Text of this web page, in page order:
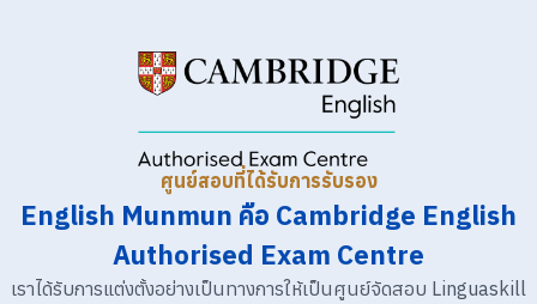
ศูนย์สอบที่ได้รับการรับรอง
English Munmun คือ Cambridge English
Authorised Exam Centre
เราได้รับการแต่งตั้งอย่างเป็นทางการให้เป็นศูนย์จัดสอบ Linguaskill